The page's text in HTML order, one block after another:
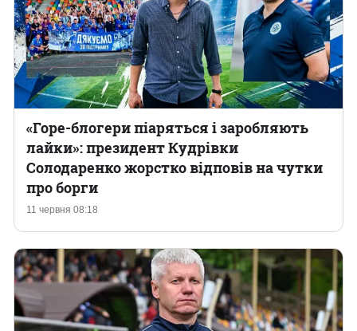
11 червня 08:18
«Горе-блогери піаряться і заробляють
лайки»: президент Кудрівки
Солодаренко жорстко відповів на чутки
про борги